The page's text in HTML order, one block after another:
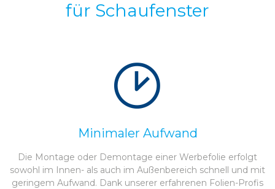
für Schaufenster
Minimaler Aufwand
Die Montage oder Demontage einer Werbefolie erfolgt
sowohl im Innen- als auch im Außenbereich schnell und mit
geringem Aufwand. Dank unserer erfahrenen Folien-Profis